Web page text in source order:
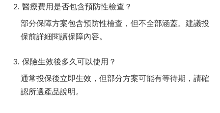
醫療費用是否包含預防性檢查？
部分保障方案包含預防性檢查，但不全部涵蓋。建議投
保前詳細閱讀保障內容。
保險生效後多久可以使用？
通常投保後立即生效，但部分方案可能有等待期，請確
認所選產品說明。